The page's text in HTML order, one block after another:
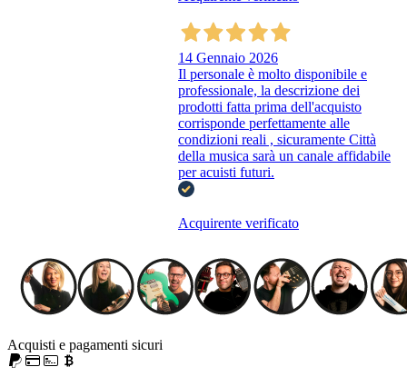
14 Gennaio 2026
Il personale è molto disponibile e
professionale, la descrizione dei
prodotti fatta prima dell'acquisto
corrisponde perfettamente alle
condizioni reali , sicuramente Città
della musica sarà un canale affidabile
per acuisti futuri.
Acquirente verificato
Acquisti e pagamenti sicuri